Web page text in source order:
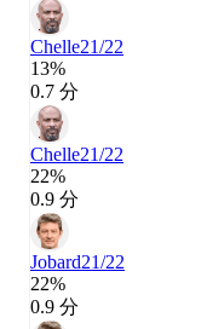
Chelle21/22
13%
0.7 分
Chelle21/22
22%
0.9 分
Jobard21/22
22%
0.9 分